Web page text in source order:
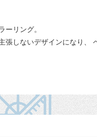
ーリング。
張しないデザインになり、